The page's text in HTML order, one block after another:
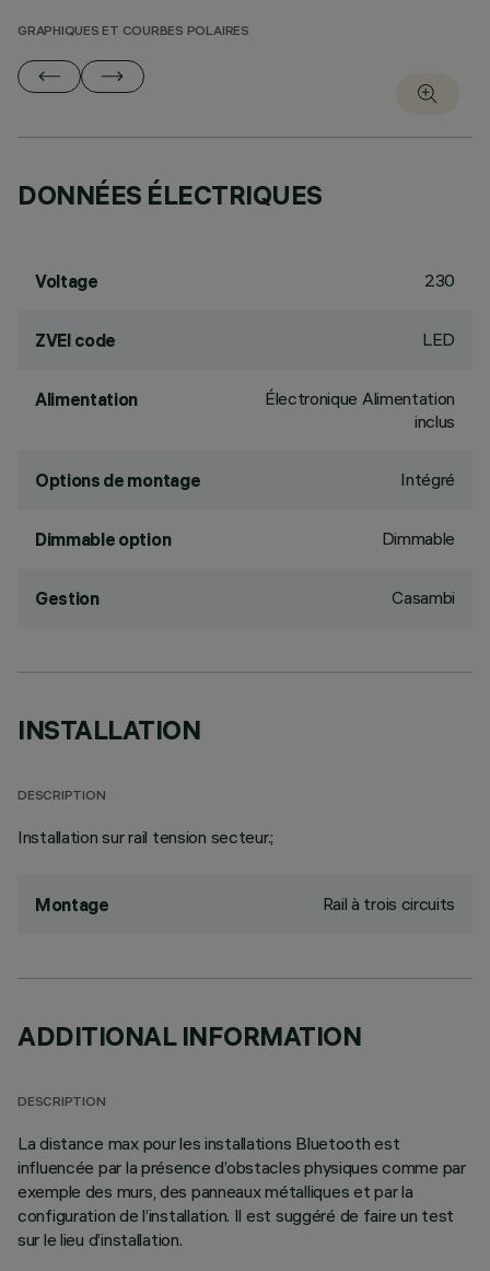
GRAPHIQUES ET COURBES POLAIRES
DONNÉES ÉLECTRIQUES
Voltage 230
ZVEI code LED
Alimentation
Électronique Alimentation
inclus
Options de montage Intégré
Dimmable option Dimmable
Gestion Casambi
INSTALLATION
DESCRIPTION
Installation sur rail tension secteur.;
Montage Rail à trois circuits
ADDITIONAL INFORMATION
DESCRIPTION
La distance max pour les installations Bluetooth est
influencée par la présence d’obstacles physiques comme par
exemple des murs, des panneaux métalliques et par la
configuration de l’installation. Il est suggéré de faire un test
sur le lieu d’installation.